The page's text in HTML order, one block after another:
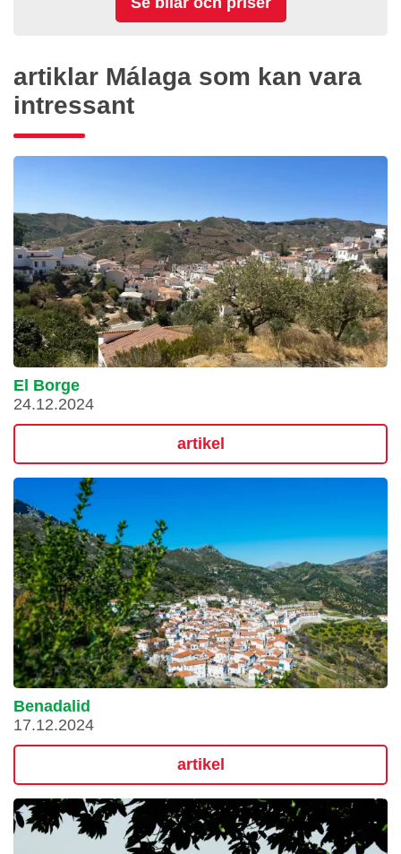
artiklar Málaga som kan vara
intressant
El Borge
24.12.2024
artikel
Benadalid
17.12.2024
artikel